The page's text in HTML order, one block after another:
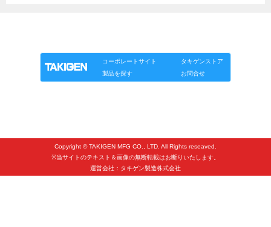
海外出張
社外セミナー
タキゲン売上ランキング
展示トラック
コーポレートサイト
タキゲンストア
製品を探す
お問合せ
Copyright © TAKIGEN MFG CO., LTD. All Rights reseaved.
※当サイトのテキスト＆画像の無断転載はお断りいたします。
運営会社：タキゲン製造株式会社